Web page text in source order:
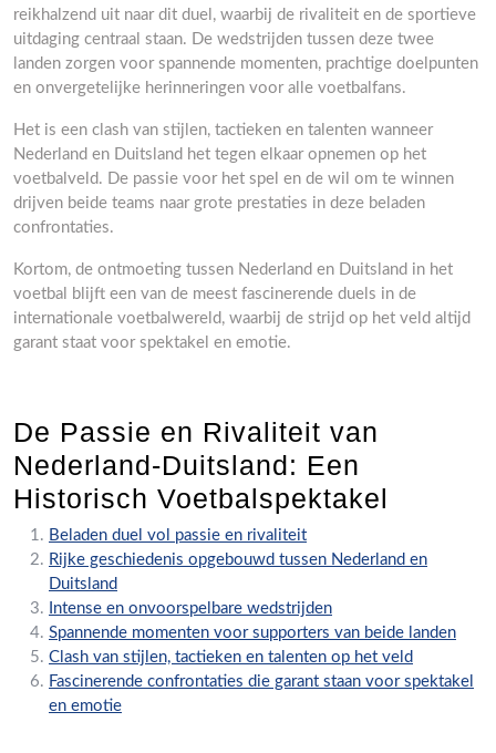
reikhalzend uit naar dit duel, waarbij de rivaliteit en de sportieve
uitdaging centraal staan. De wedstrijden tussen deze twee
landen zorgen voor spannende momenten, prachtige doelpunten
en onvergetelijke herinneringen voor alle voetbalfans.
Het is een clash van stijlen, tactieken en talenten wanneer
Nederland en Duitsland het tegen elkaar opnemen op het
voetbalveld. De passie voor het spel en de wil om te winnen
drijven beide teams naar grote prestaties in deze beladen
confrontaties.
Kortom, de ontmoeting tussen Nederland en Duitsland in het
voetbal blijft een van de meest fascinerende duels in de
internationale voetbalwereld, waarbij de strijd op het veld altijd
garant staat voor spektakel en emotie.
De Passie en Rivaliteit van
Nederland-Duitsland: Een
Historisch Voetbalspektakel
Beladen duel vol passie en rivaliteit
Rijke geschiedenis opgebouwd tussen Nederland en
Duitsland
Intense en onvoorspelbare wedstrijden
Spannende momenten voor supporters van beide landen
Clash van stijlen, tactieken en talenten op het veld
Fascinerende confrontaties die garant staan voor spektakel
en emotie